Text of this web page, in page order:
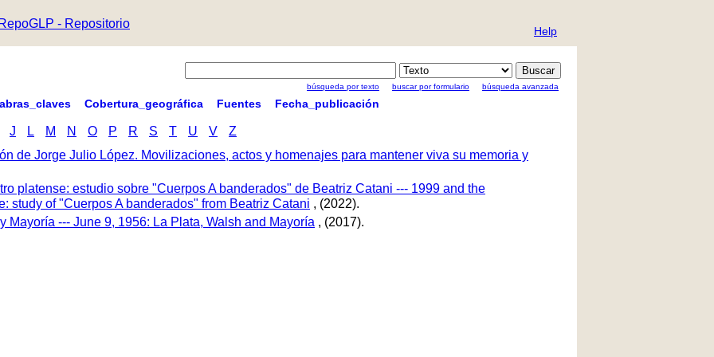
- Repositorio
Help
búsqueda por texto buscar por formulario búsqueda avanzada
Cobertura_geográfica Fuentes Fecha_publicación
J L M N O P R S T U V
Z
de Jorge Julio López. Movilizaciones, actos y homenajes para mantener viva su memoria y
platense: estudio sobre "Cuerpos A banderados" de Beatriz Catani --- 1999 and the
study of "Cuerpos A banderados" from Beatriz Catani , (2022).
Mayoría --- June 9, 1956: La Plata, Walsh and Mayoría , (2017).